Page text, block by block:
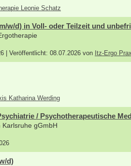
Leonie Schatz
w/d) in Voll- oder Teilzeit und
| Veröffentlicht: 08.07.2026 von Itz-Ergo
Katharina Werding
/ Psychotherapeutische
Karlsruhe gGmbH
d)